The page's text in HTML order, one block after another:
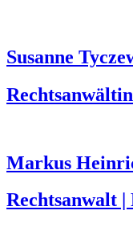
Susanne
Markus
Rechtsanwalt